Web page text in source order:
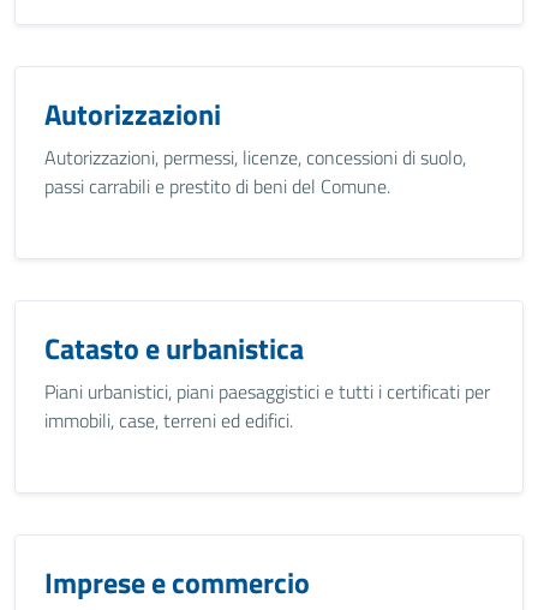
Autorizzazioni
Autorizzazioni, permessi, licenze, concessioni di suolo,
passi carrabili e prestito di beni del Comune.
Catasto e urbanistica
Piani urbanistici, piani paesaggistici e tutti i certificati per
immobili, case, terreni ed edifici.
Imprese e commercio